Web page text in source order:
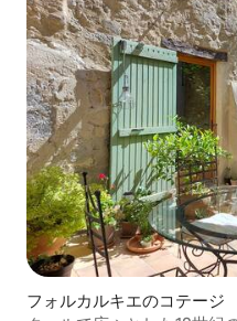
フォルカルキエのコテージ